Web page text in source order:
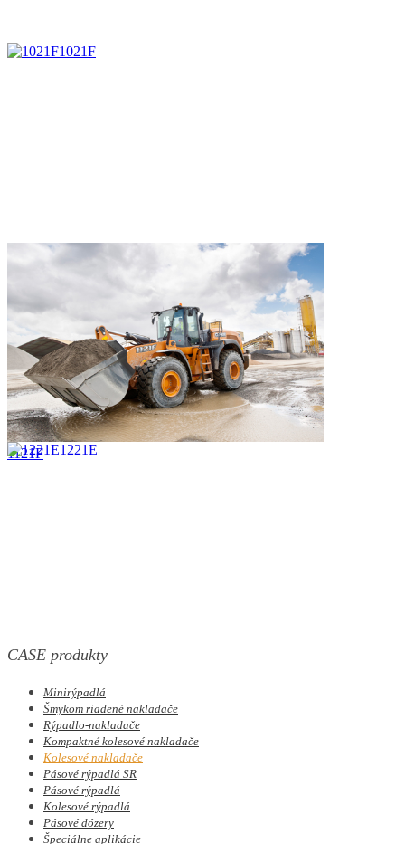
1021F
1121F 1221E
CASE produkty
Minirýpadlá
Šmykom riadené nakladače
Rýpadlo-nakladače
Kompaktné kolesové nakladače
Kolesové nakladače
Pásové rýpadlá SR
Pásové rýpadlá
Kolesové rýpadlá
Pásové dózery
Špeciálne aplikácie